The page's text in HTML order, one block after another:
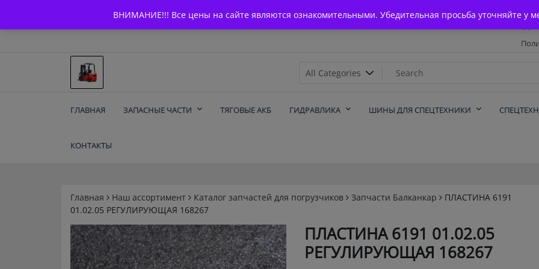
ВНИМАНИЕ!!! Все цены на сайте являются ознакомительными. Убедительная просьба уточняйте у
content
Запчасти для вилочых
ГЛАВНАЯ ЗАПАСНЫЕ ЧАСТИ ТЯГОВЫЕ АКБ ГИДРАВЛИКА ШИНЫ ДЛЯ СПЕЦТЕХНИКИ
КОНТАКТЫ
Главная Наш ассортимент Каталог запчастей для погрузчиков Запчасти Балканкар
ПЛАСТИНА 6191
01.02.05 РЕГУЛИРУЮЩАЯ 168267
ПЛАСТИНА 6191 01.02.05
РЕГУЛИРУЮЩАЯ 168267